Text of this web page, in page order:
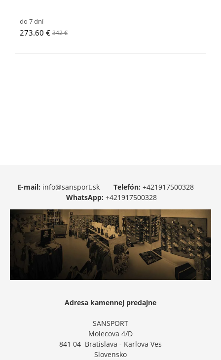
do 7 dní
273.60 € 342 €
E-mail: info@sansport.sk Telefón: +421917500328
WhatsApp: +421917500328
Adresa kamennej predajne
SANSPORT
Molecova 4/D
841 04 Bratislava - Karlova Ves
Slovensko